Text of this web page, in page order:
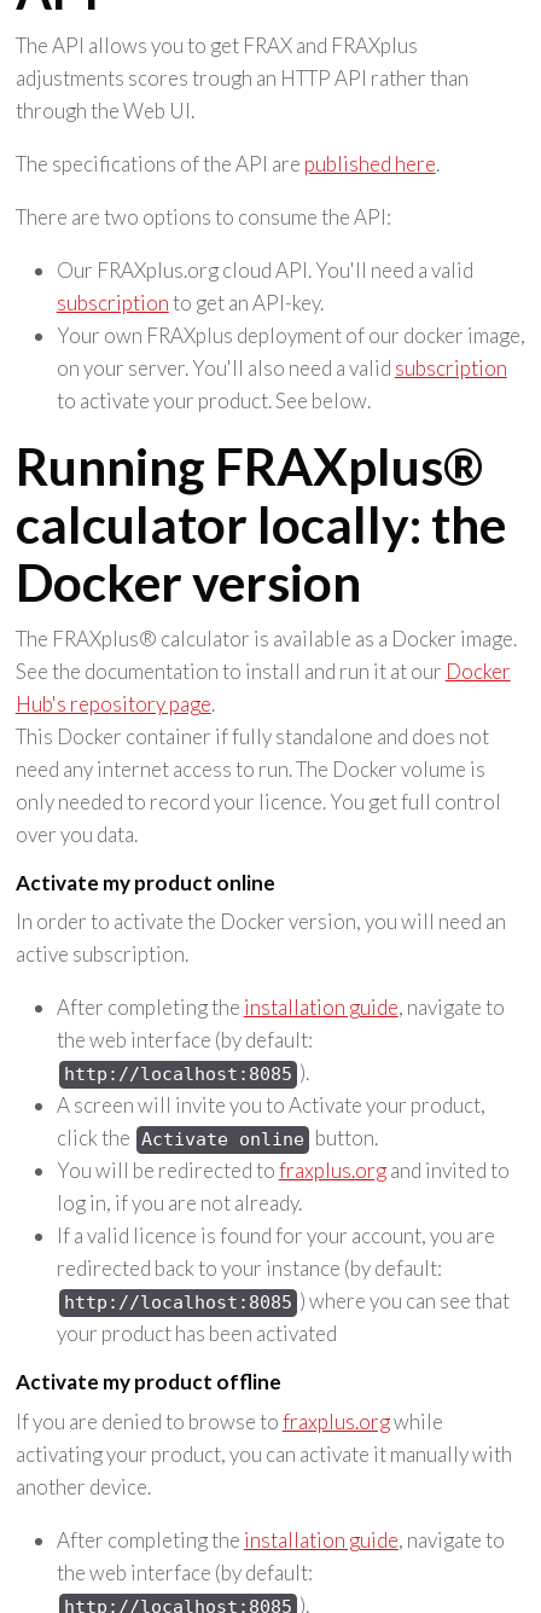
The API allows you to get FRAX and FRAXplus
adjustments scores trough an HTTP API rather than
through the Web UI.
The specifications of the API are published here.
There are two options to consume the API:
Our FRAXplus.org cloud API. You'll need a valid
subscriptionto get an API-key.
Your own FRAXplus deployment of our docker image,
on your server. You'll also need a valid subscription
to activate your product. See below.
Running FRAXplus®
calculator locally: the
Docker version
The FRAXplus® calculator is available as a Docker image.
See the documentation to install and run it at our Docker
Hub's repository page.
This Docker container if fully standalone and does not
need any internet access to run. The Docker volume is
only needed to record your licence. You get full control
over you data.
Activate my product online
In order to activate the Docker version, you will need an
active subscription.
After completing the installation guide, navigate to
the web interface (by default:
http://localhost:8085 ).
A screen will invite you to Activate your product,
click the Activate online
button.
You will be redirected tofraxplus.organd invited to
log in, if you are not already.
If a valid licence is found for your account, you are
redirected back to your instance (by default:
http://localhost:8085 ) where you can see that
your product has been activated
Activate my product offline
If you are denied to browse tofraxplus.orgwhile
activating your product, you can activate it manually with
another device.
After completing the installation guide, navigate to
the web interface (by default:
http://localhost:8085 ).